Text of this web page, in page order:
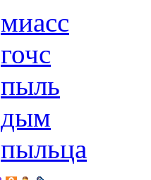
миасс
гочс
пыль
дым
пыльца